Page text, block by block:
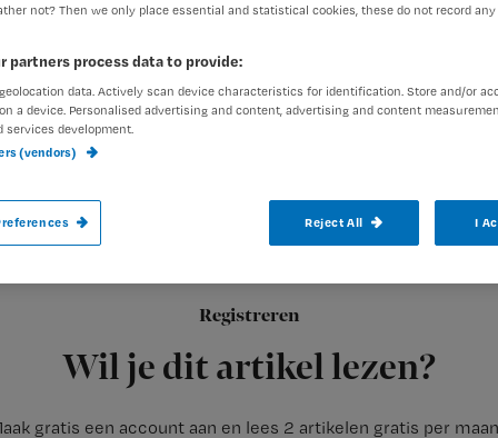
Auteur:
Registreren
Wil je dit artikel lezen?
gratis een account aan en lees 2 artikelen gratis per
Zaterdag 10 en zondag 11 april van
Instituut te Zetten belangstellenden uit
not? Then we only place essential and statistical cookies, these do not record
partners process data to provide:
data. Actively scan device characteristics for identification. Store and/or
a device. Personalised advertising and content, advertising and content
services development.
(vendors)
Reject All I